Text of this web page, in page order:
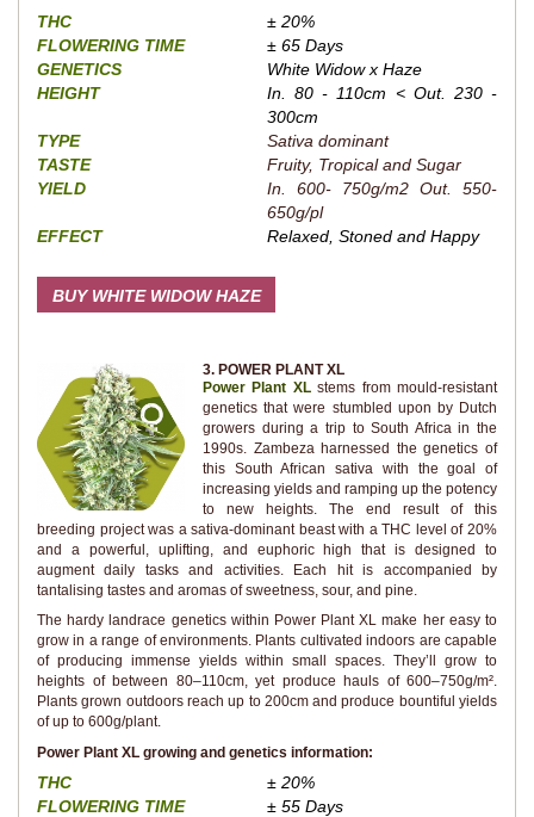
THC
± 20%
FLOWERING TIME
± 65 Days
GENETICS
White Widow x Haze
HEIGHT
In. 80 - 110cm < Out. 230 -
300cm
TYPE
Sativa dominant
TASTE
Fruity, Tropical and Sugar
YIELD
In. 600- 750g/m2 Out. 550-
650g/pl
EFFECT
Relaxed, Stoned and Happy
BUY WHITE WIDOW HAZE
3. POWER PLANT XL
Power Plant XLstems from mould-resistant
genetics that were stumbled upon by Dutch
growers during a trip to South Africa in the
1990s. Zambeza harnessed the genetics of
this South African sativa with the goal of
increasing yields and ramping up the potency
to new heights. The end result of this
breeding project was a sativa-dominant beast with a THC level of 20%
and a powerful, uplifting, and euphoric high that is designed to
augment daily tasks and activities. Each hit is accompanied by
tantalising tastes and aromas of sweetness, sour, and pine.
The hardy landrace genetics within Power Plant XL make her easy to
grow in a range of environments. Plants cultivated indoors are capable
of producing immense yields within small spaces. They’ll grow to
heights of between 80–110cm, yet produce hauls of 600–750g/m².
Plants grown outdoors reach up to 200cm and produce bountiful yields
of up to 600g/plant.
Power Plant XL growing and genetics information:
THC
± 20%
FLOWERING TIME
± 55 Days